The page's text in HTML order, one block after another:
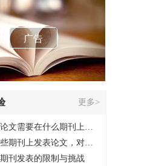
广告
更多>
文需要在什么期刊上发表？
刊上发表论文，对考研有优势？
刊发表的限制与挑战